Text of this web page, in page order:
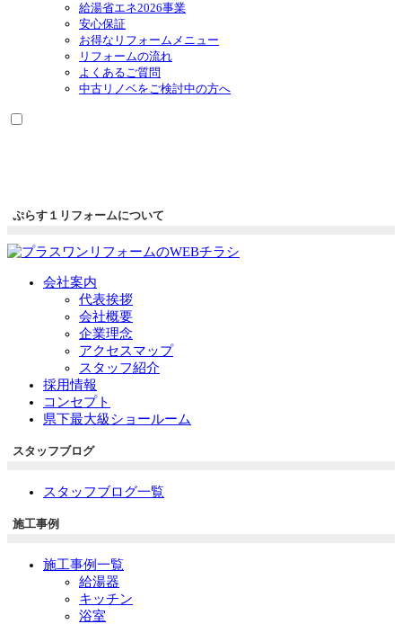
給湯省エネ2026事業
安心保証
お得なリフォームメニュー
リフォームの流れ
よくあるご質問
中古リノベをご検討中の方へ
ぷらす１リフォームについて
会社案内
代表挨拶
会社概要
企業理念
アクセスマップ
スタッフ紹介
採用情報
コンセプト
県下最大級ショールーム
スタッフブログ
スタッフブログ一覧
施工事例
施工事例一覧
給湯器
キッチン
浴室